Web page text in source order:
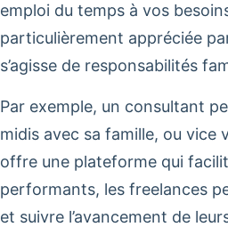
emploi du temps à vos
particulièrement appréciée
s’agisse de responsabilités
Par exemple, un consultant
midis avec sa famille, ou vice
offre une plateforme qui
performants, les freelances
et suivre l’avancement de